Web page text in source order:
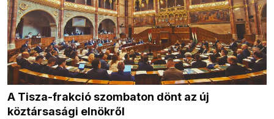
A Tisza-frakció szombaton dönt az új
köztársasági elnökről